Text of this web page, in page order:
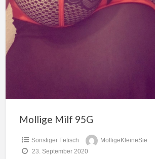
Milf
95G
Mollige Milf 95G
Sonstiger Fetisch
MolligeKleineSie
23. September 2020